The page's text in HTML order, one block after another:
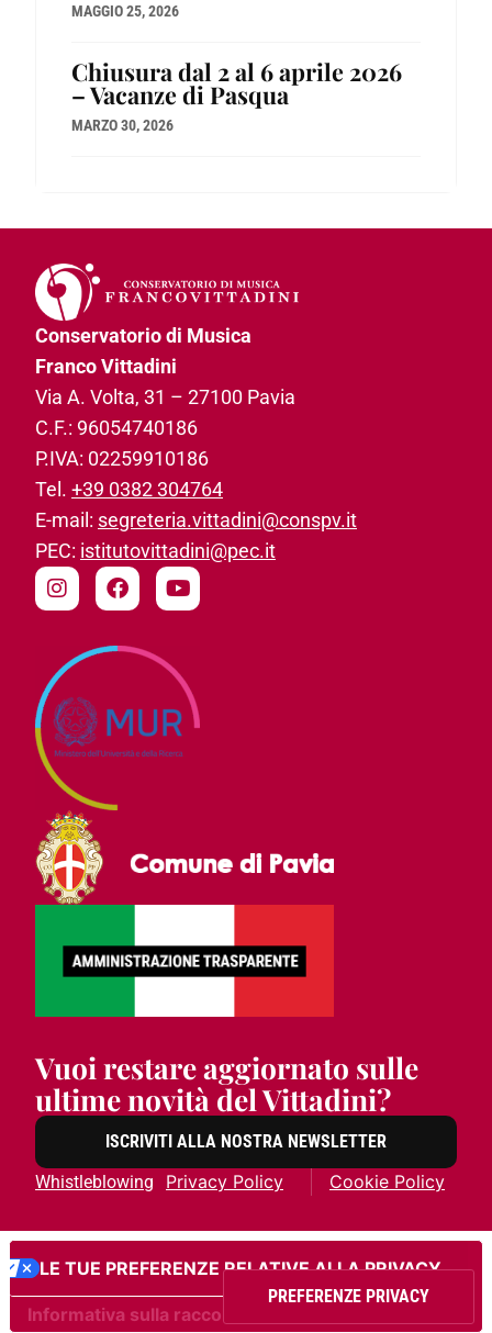
MAGGIO 25, 2026
Chiusura dal 2 al 6 aprile 2026
– Vacanze di Pasqua
MARZO 30, 2026
Conservatorio di Musica
Franco Vittadini
Via A. Volta, 31­ – 27100 Pavia
C.F.: 96054740186­
P.IVA: 02259910186­
Tel. +39 0382 304764
E-mail: segreteria.vittadini@conspv.it
PEC: istitutovittadini@pec.it
Vuoi restare aggiornato sulle
ultime novità del Vittadini?
ISCRIVITI ALLA NOSTRA NEWSLETTER
Whistleblowing
Privacy Policy Cookie Policy
Informativa sulla raccolta
LE TUE PREFERENZE RELATIVE ALLA PRIVACY